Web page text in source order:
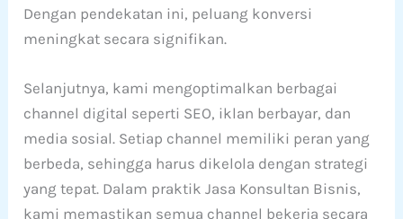
Dengan pendekatan ini, peluang konversi
meningkat secara signifikan.
Selanjutnya, kami mengoptimalkan berbagai
channel digital seperti SEO, iklan berbayar, dan
media sosial. Setiap channel memiliki peran yang
berbeda, sehingga harus dikelola dengan strategi
yang tepat. Dalam praktik Jasa Konsultan Bisnis,
kami memastikan semua channel bekerja secara